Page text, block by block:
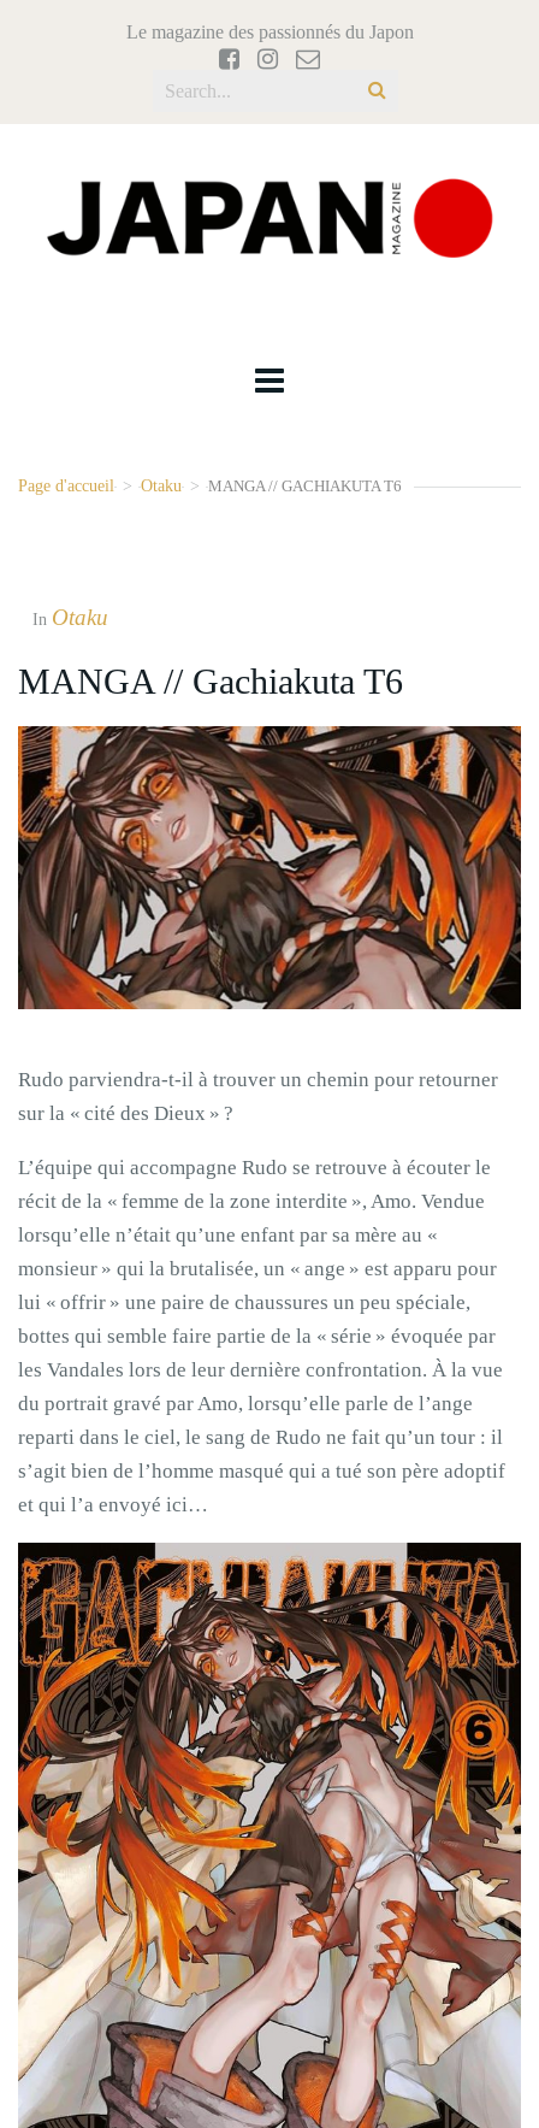
Le magazine des passionnés du Japon
Page d'accueil > Otaku > MANGA // GACHIAKUTA T6
In Otaku
MANGA // Gachiakuta T6
Rudo parviendra-t-il à trouver un chemin pour retourner
sur la « cité des Dieux » ?
L’équipe qui accompagne Rudo se retrouve à écouter le
récit de la « femme de la zone interdite », Amo. Vendue
lorsqu’elle n’était qu’une enfant par sa mère au «
monsieur » qui la brutalisée, un « ange » est apparu pour
lui « offrir » une paire de chaussures un peu spéciale,
bottes qui semble faire partie de la « série » évoquée par
les Vandales lors de leur dernière confrontation. À la vue
du portrait gravé par Amo, lorsqu’elle parle de l’ange
reparti dans le ciel, le sang de Rudo ne fait qu’un tour : il
s’agit bien de l’homme masqué qui a tué son père adoptif
et qui l’a envoyé ici…